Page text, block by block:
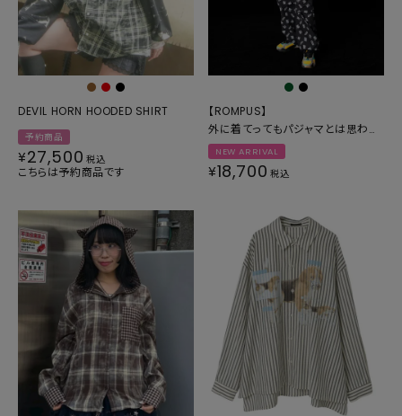
DEVIL HORN HOODED SHIRT
予約商品
¥27,500 税込
こちらは予約商品です
【ROMPUS】
外に着てってもパジャマとは思われ
にくい布のシャツ
NEW ARRIVAL
¥18,700 税込